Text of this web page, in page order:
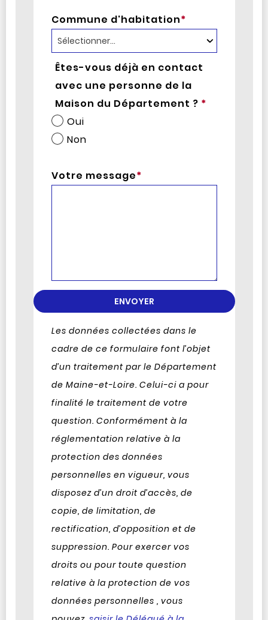
Commune d'habitation*
Êtes-vous déjà en contact
avec une personne de la
Maison du Département ? *
Oui
Non
Votre message*
Les données collectées dans le
cadre de ce formulaire font l’objet
d’un traitement par le Département
de Maine-et-Loire. Celui-ci a pour
finalité le traitement de votre
question. Conformément à la
réglementation relative à la
protection des données
personnelles en vigueur, vous
disposez d’un droit d’accès, de
copie, de limitation, de
rectification, d’opposition et de
suppression. Pour exercer vos
droits ou pour toute question
relative à la protection de vos
données personnelles , vous